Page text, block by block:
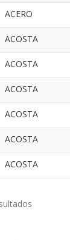
ACERO
ACOSTA
ACOSTA
ACOSTA
ACOSTA
ACOSTA
ACOSTA